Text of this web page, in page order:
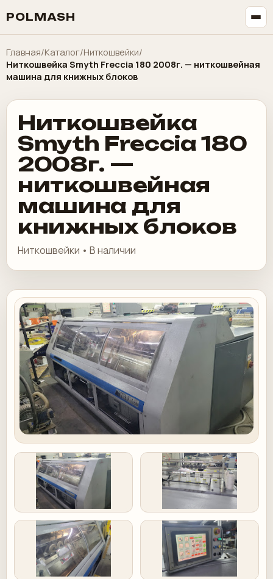
POLMASH
Главная/Каталог/Ниткошвейки/
Ниткошвейка Smyth Freccia 180 2008г. — ниткошвейная
машина для книжных блоков
Ниткошвейка
Smyth Freccia 180
2008г. —
ниткошвейная
машина для
книжных блоков
Ниткошвейки • В наличии